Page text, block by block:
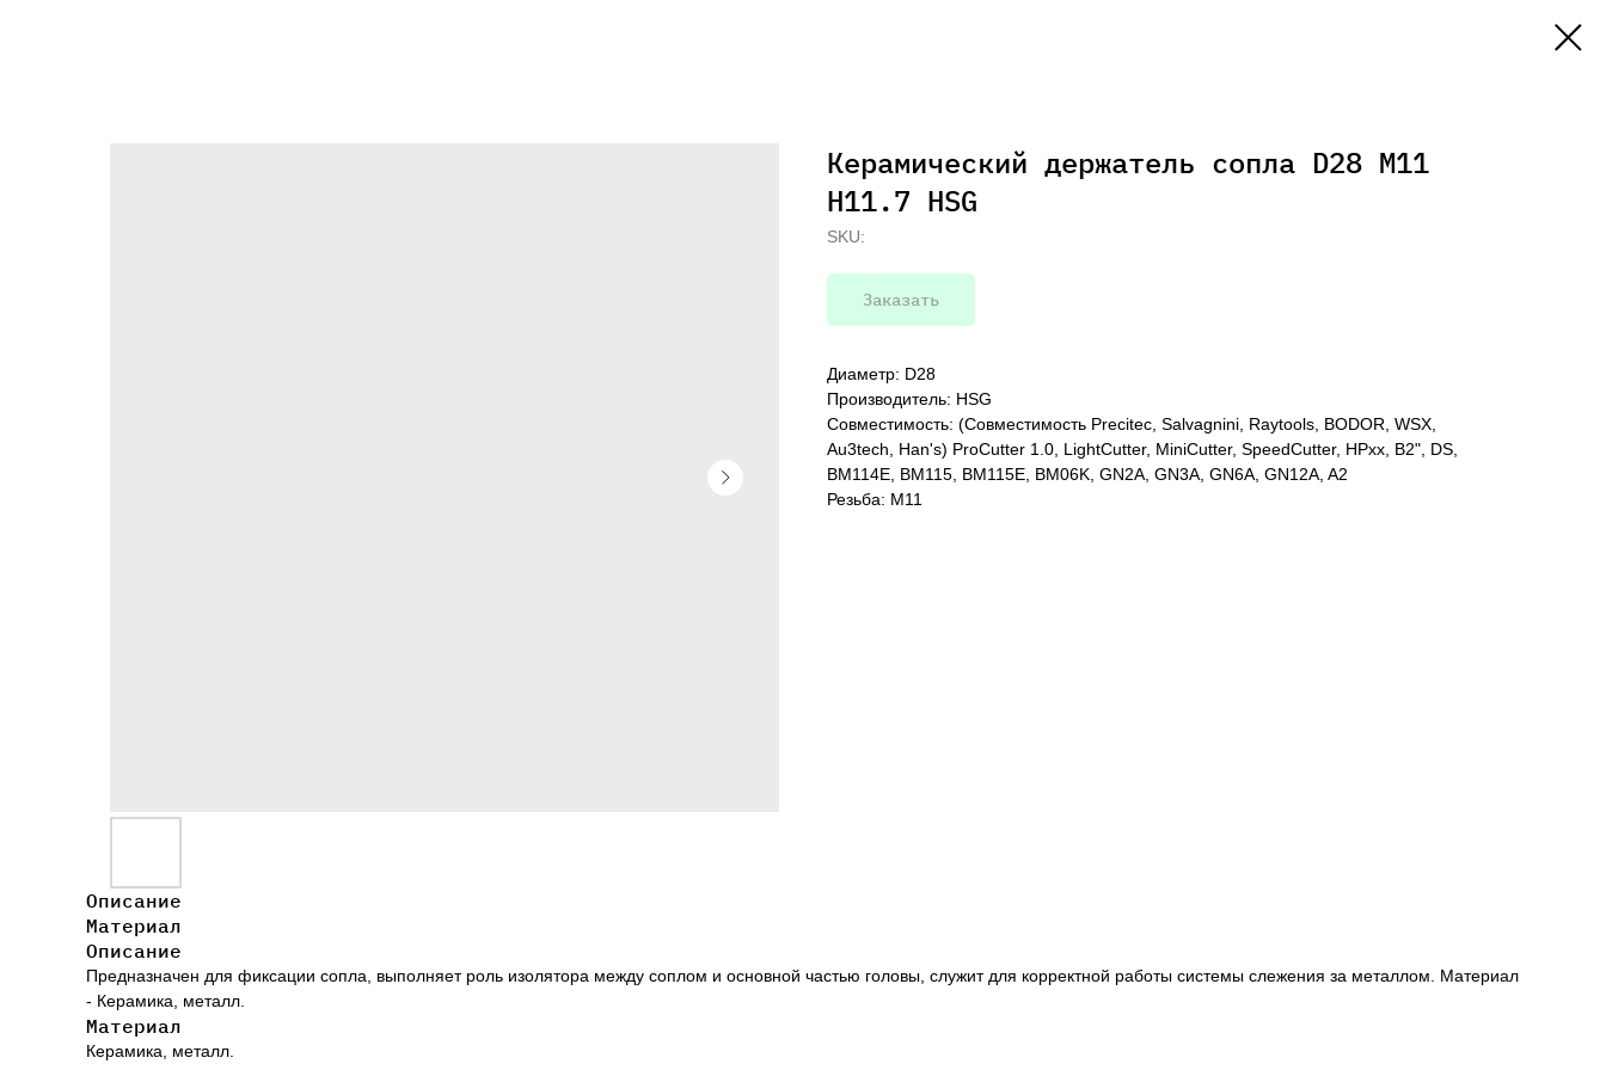
Керамический держатель сопла D28 M11
H11.7 HSG
SKU:
Заказать
Диаметр: D28
Производитель: HSG
Совместимость: (Совместимость Precitec, Salvagnini, Raytools, BODOR, WSX,
Au3tech, Han's) ProCutter 1.0, LightCutter, MiniCutter, SpeedCutter, HPxx, B2", DS,
BM114E, BM115, BM115E, BM06K, GN2A, GN3A, GN6A, GN12A, A2
Резьба: M11
Описание
Материал
Описание
Предназначен для фиксации сопла, выполняет роль изолятора между соплом и основной частью головы, служит для корректной работы системы слежения за металлом. Материал
- Керамика, металл.
Материал
Керамика, металл.